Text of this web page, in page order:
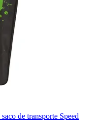
de transporte Speed